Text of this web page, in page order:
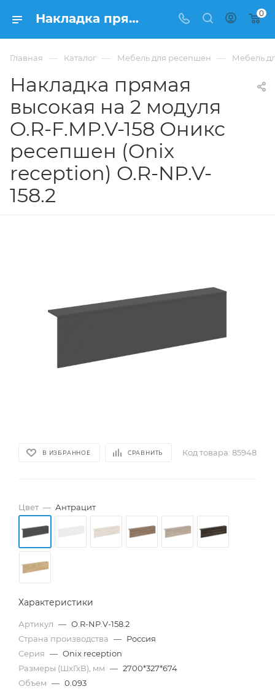
Накладка прямая высокая на 2 модуля O.R-F.MP.V-158 Оникс ресепшен (Onix reception) O.R-NP.V-158.2 из ЛДСП купить в Москве, цена 15 837 ₽. - интернет-магазин ФРАНКОМ 0
Главная — Каталог — Мебель для ресепшен — Мебель
Накладка прямая
высокая на 2 модуля
O.R-F.MP.V-158 Оникс
ресепшен (Onix
reception) O.R-NP.V-
158.2
В ИЗБРАННОЕ СРАВНИТЬ Код товара: 85948
Цвет — Антрацит
Характеристики
Артикул — O.R-NP.V-158.2
Страна производства — Россия
Серия — Onix reception
Размеры (ШхГхВ), мм — 2700*327*674
Объем — 0.093